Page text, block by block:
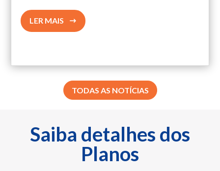
LER MAIS
TODAS AS NOTÍCIAS
Saiba detalhes dos
Planos